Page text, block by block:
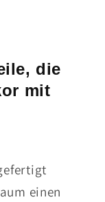
die
mit
einen